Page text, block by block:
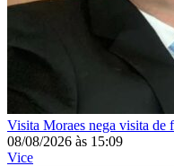
Visita Moraes nega visita de
08/08/2026 às 15:09
Vice